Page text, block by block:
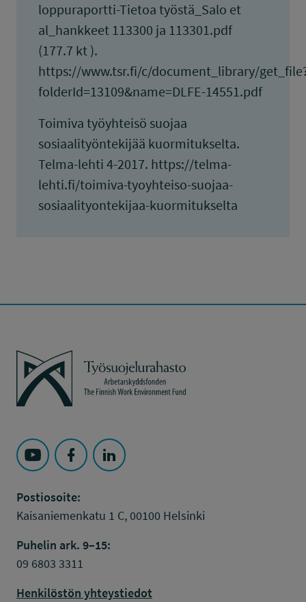
loppuraportti-Tietoa työstä_Salo et
al_hankkeet 113300 ja 113301.pdf
(177.7 kt ).
https://www.tsr.fi/c/document_library/
folderId=13109&name=DLFE-14551.pdf
Toimiva työyhteisö suojaa
sosiaalityöntekijää kuormitukselta.
Telma-lehti 4-2017. https://telma-
lehti.fi/toimiva-tyoyhteiso-suojaa-
sosiaalityontekijaa-kuormitukselta
Työsuojelurahasto
Seuraa Työsuojelurahasto kohteessa: YouTube
Seuraa Työsuojelurahasto kohteessa:
Seuraa Työsuojelurahasto kohteessa:
Postiosoite:
Kaisaniemenkatu 1 C, 00100 Helsinki
Puhelin ark. 9–15:
09 6803 3311
Henkilöstön yhteystiedot